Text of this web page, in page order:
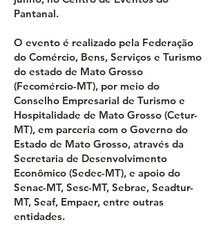
Pantanal.
O evento é realizado pela Federação
do Comércio, Bens, Serviços e Turismo
do estado de Mato Grosso
(Fecomércio-MT), por meio do
Conselho Empresarial de Turismo e
Hospitalidade de Mato Grosso (Cetur-
MT), em parceria com o Governo do
Estado de Mato Grosso, através da
Secretaria de Desenvolvimento
Econômico (Sedec-MT), e apoio do
Senac-MT, Sesc-MT, Sebrae, Seadtur-
MT, Seaf, Empaer, entre outras
entidades.